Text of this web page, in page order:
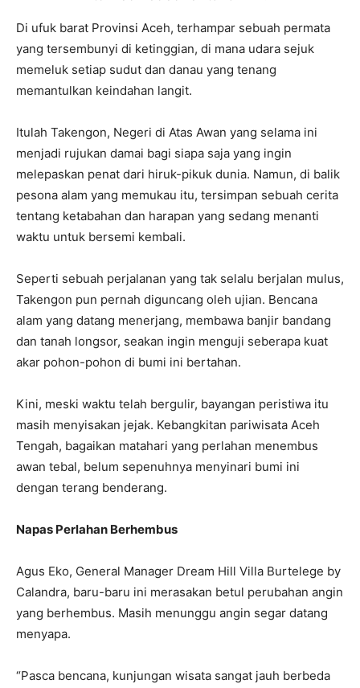
Di ufuk barat Provinsi Aceh, terhampar sebuah permata
yang tersembunyi di ketinggian, di mana udara sejuk
memeluk setiap sudut dan danau yang tenang
memantulkan keindahan langit.
Itulah Takengon, Negeri di Atas Awan yang selama ini
menjadi rujukan damai bagi siapa saja yang ingin
melepaskan penat dari hiruk-pikuk dunia. Namun, di balik
pesona alam yang memukau itu, tersimpan sebuah cerita
tentang ketabahan dan harapan yang sedang menanti
waktu untuk bersemi kembali.
Seperti sebuah perjalanan yang tak selalu berjalan mulus,
Takengon pun pernah diguncang oleh ujian. Bencana
alam yang datang menerjang, membawa banjir bandang
dan tanah longsor, seakan ingin menguji seberapa kuat
akar pohon-pohon di bumi ini bertahan.
Kini, meski waktu telah bergulir, bayangan peristiwa itu
masih menyisakan jejak. Kebangkitan pariwisata Aceh
Tengah, bagaikan matahari yang perlahan menembus
awan tebal, belum sepenuhnya menyinari bumi ini
dengan terang benderang.
Napas Perlahan Berhembus
Agus Eko, General Manager Dream Hill Villa Burtelege by
Calandra, baru-baru ini merasakan betul perubahan angin
yang berhembus. Masih menunggu angin segar datang
menyapa.
“Pasca bencana, kunjungan wisata sangat jauh berbeda